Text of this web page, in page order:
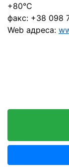
+80°C
факс: +38 098
Web адреса: